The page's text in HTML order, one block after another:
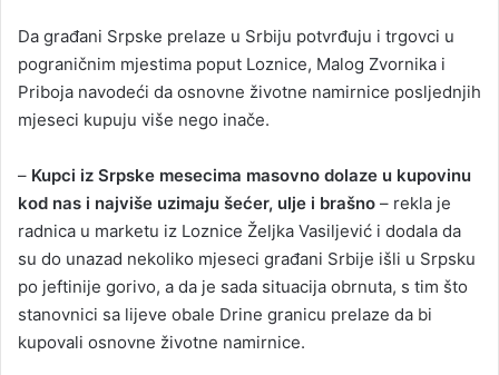
Da građani Srpske prelaze u Srbiju potvrđuju i trgovci u
pograničnim mjestima poput Loznice, Malog Zvornika i
Priboja navodeći da osnovne životne namirnice posljednjih
mjeseci kupuju više nego inače.
– Kupci iz Srpske mesecima masovno dolaze u kupovinu
kod nas i najviše uzimaju šećer, ulje i brašno – rekla je
radnica u marketu iz Loznice Željka Vasiljević i dodala da
su do unazad nekoliko mjeseci građani Srbije išli u Srpsku
po jeftinije gorivo, a da je sada situacija obrnuta, s tim što
stanovnici sa lijeve obale Drine granicu prelaze da bi
kupovali osnovne životne namirnice.